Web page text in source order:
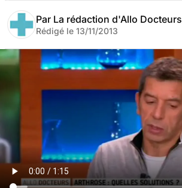
Par La rédaction d'Allo Docteurs
Rédigé le 13/11/2013